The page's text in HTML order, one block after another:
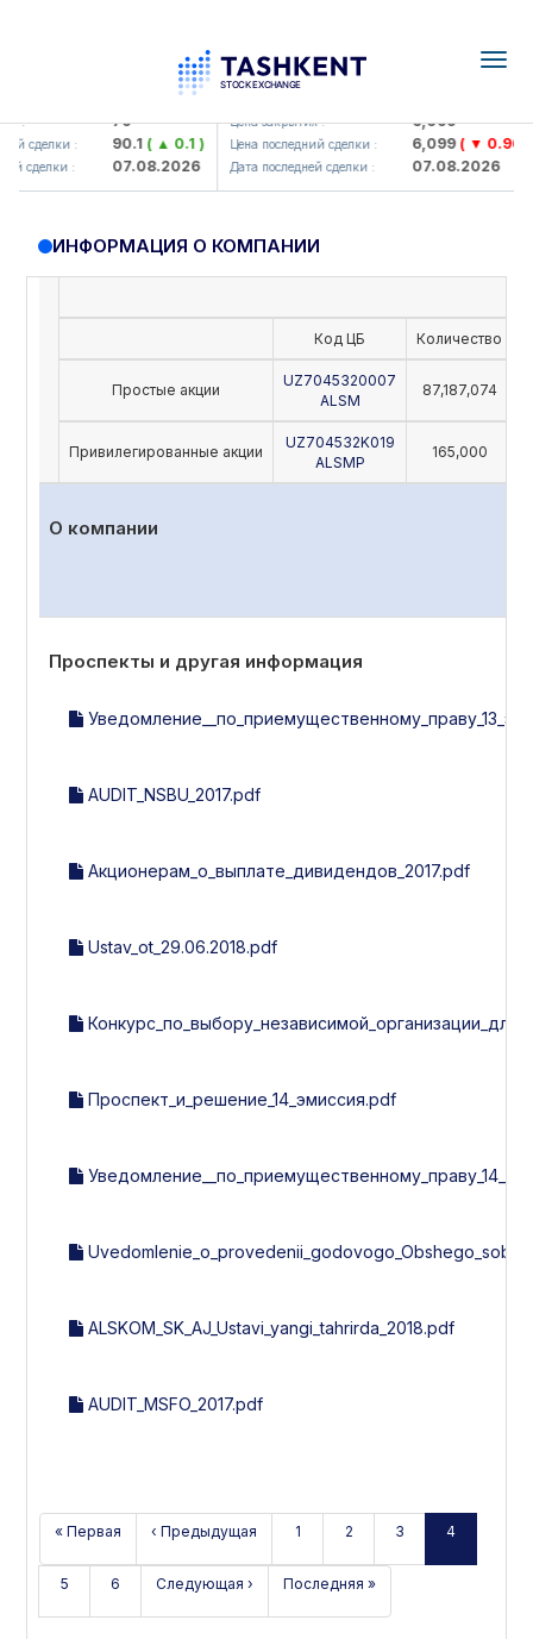
: 79
сделки : 90.1( ▲ 0.1 )
сделки : 07.08.2026
UZMK (<O'zmetkombinat> AJ)
Цена закрытия : 6,099
Цена последний сделки : 6,099( ▼ 0.96 )
Дата последней сделки : 07.08.2026
ИНФОРМАЦИЯ О КОМПАНИИ
Код ЦБ Количество
Простые акции
UZ7045320007
ALSM
87,187,074
Привилегированные акции
UZ704532K019
ALSMP
165,000
О компании
Проспекты и другая информация
AUDIT_NSBU_2017.pdf
Акционерам_о_выплате_дивидендов_2017.pdf
Ustav_ot_29.06.2018.pdf
Проспект_и_решение_14_эмиссия.pdf
ALSKOM_SK_AJ_Ustavi_yangi_tahrirda_2018.pdf
AUDIT_MSFO_2017.pdf
« Первая ‹ Предыдущая 1 2 3 4
5 6 Следующая › Последняя »